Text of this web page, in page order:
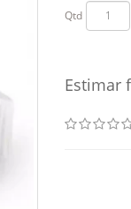
Qtd
Estimar